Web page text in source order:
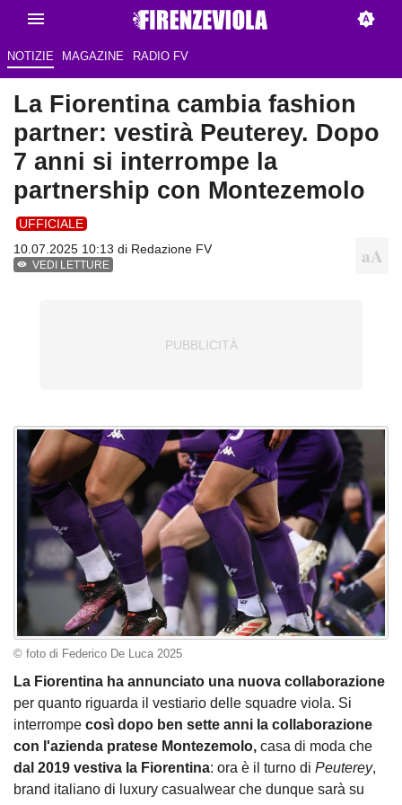
NOTIZIE MAGAZINE RADIO FV
La Fiorentina cambia fashion
partner: vestirà Peuterey. Dopo
7 anni si interrompe la
partnership con Montezemolo
UFFICIALE
10.07.2025 10:13 di Redazione FV
VEDI LETTURE
© foto di Federico De Luca 2025
La Fiorentina ha annunciato una nuova collaborazione
per quanto riguarda il vestiario delle squadre viola. Si
interrompe così dopo ben sette anni la collaborazione
con l'azienda pratese Montezemolo, casa di moda che
dal 2019 vestiva la Fiorentina: ora è il turno di Peuterey,
brand italiano di luxury casualwear che dunque sarà su